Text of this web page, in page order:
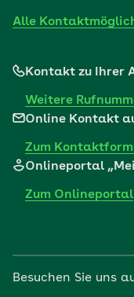
Alle
Kontakt zu Ihrer
Weitere
Online Kontakt
Zum
Onlineportal
Zum Onlineportal
Besuchen Sie uns